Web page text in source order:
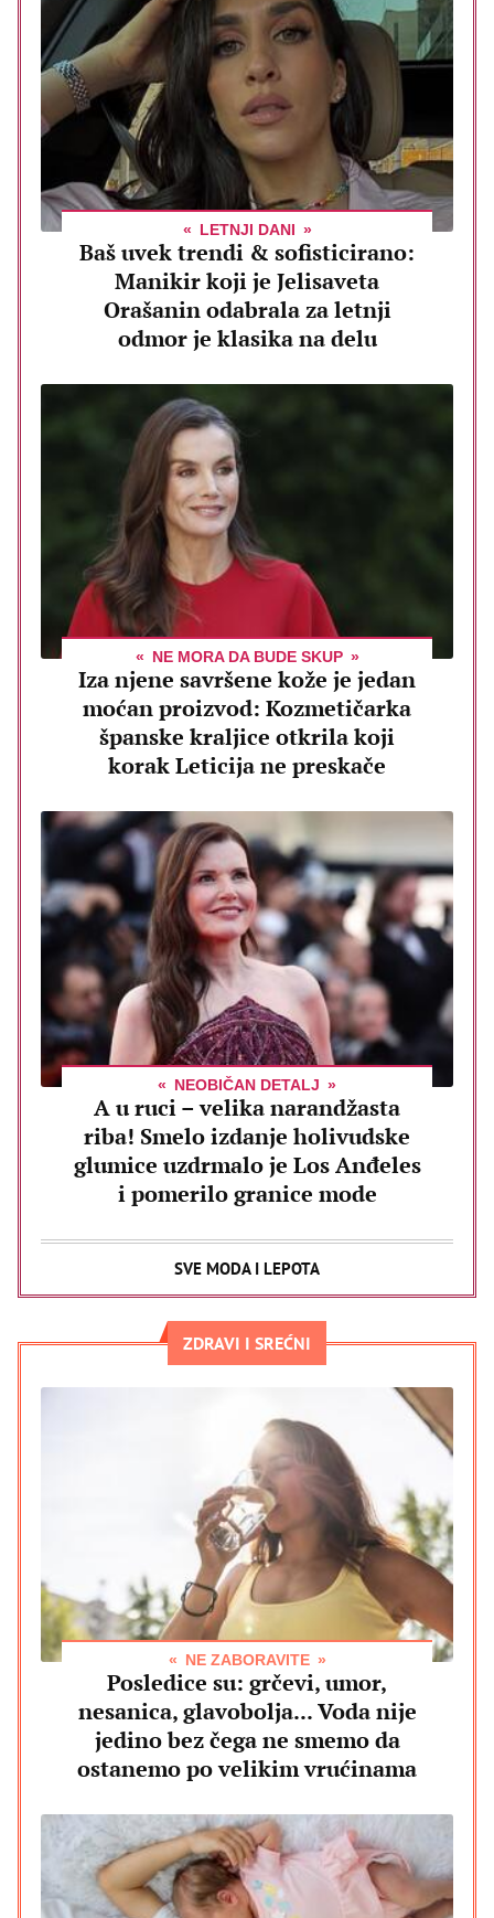
LETNJI DANI
Baš uvek trendi & sofisticirano:
Manikir koji je Jelisaveta
Orašanin odabrala za letnji
odmor je klasika na delu
NE MORA DA BUDE SKUP
Iza njene savršene kože je jedan
moćan proizvod: Kozmetičarka
španske kraljice otkrila koji
korak Leticija ne preskače
NEOBIČAN DETALJ
A u ruci – velika narandžasta
riba! Smelo izdanje holivudske
glumice uzdrmalo je Los Anđeles
i pomerilo granice mode
SVE MODA I LEPOTA
ZDRAVI I SREĆNI
NE ZABORAVITE
Posledice su: grčevi, umor,
nesanica, glavobolja... Voda nije
jedino bez čega ne smemo da
ostanemo po velikim vrućinama